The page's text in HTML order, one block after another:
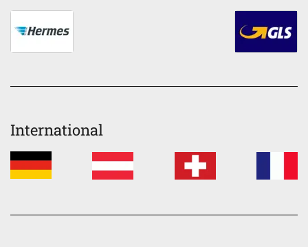
International